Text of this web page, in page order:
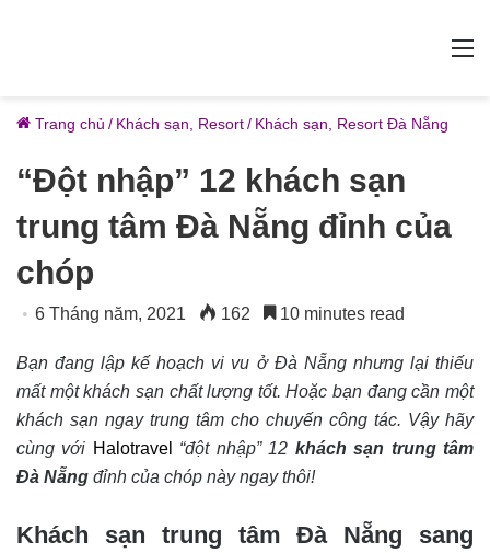
Trang chủ / Khách sạn, Resort/ Khách sạn, Resort Đà Nẵng
“Đột nhập” 12 khách sạn
trung tâm Đà Nẵng đỉnh của
chóp
6 Tháng năm, 2021 162 10 minutes read
Bạn đang lập kế hoạch vi vu ở Đà Nẵng nhưng lại thiếu
mất một khách sạn chất lượng tốt. Hoặc bạn đang cần một
khách sạn ngay trung tâm cho chuyến công tác. Vậy hãy
cùng với Halotravel “đột nhập” 12 khách sạn trung tâm
Đà Nẵng đỉnh của chóp này ngay thôi!
Khách sạn trung tâm Đà Nẵng sang